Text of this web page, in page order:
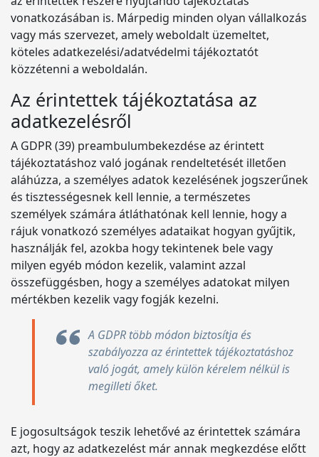
vonatkozásában is. Márpedig minden olyan vállalkozás
vagy más szervezet, amely weboldalt üzemeltet,
köteles adatkezelési/adatvédelmi tájékoztatót
közzétenni a weboldalán.
Az érintettek tájékoztatása az
adatkezelésről
A GDPR (39) preambulumbekezdése az érintett
tájékoztatáshoz való jogának rendeltetését illetően
aláhúzza, a személyes adatok kezelésének jogszerűnek
és tisztességesnek kell lennie, a természetes
személyek számára átláthatónak kell lennie, hogy a
rájuk vonatkozó személyes adataikat hogyan gyűjtik,
használják fel, azokba hogy tekintenek bele vagy
milyen egyéb módon kezelik, valamint azzal
összefüggésben, hogy a személyes adatokat milyen
mértékben kezelik vagy fogják kezelni.
A GDPR több módon biztosítja és
szabályozza az érintettek tájékoztatáshoz
való jogát, amely külön kérelem nélkül is
megilleti őket.
E jogosultságok teszik lehetővé az érintettek számára
azt, hogy az adatkezelést már annak megkezdése előtt